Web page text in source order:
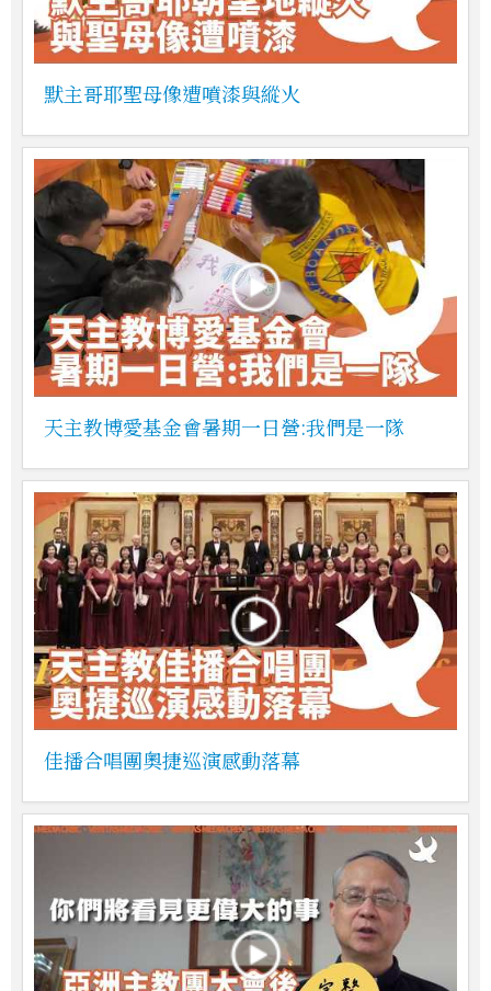
默主哥耶聖母像遭噴漆與縱火
天主教博愛基金會暑期一日營:我們是一隊
佳播合唱團奧捷巡演感動落幕